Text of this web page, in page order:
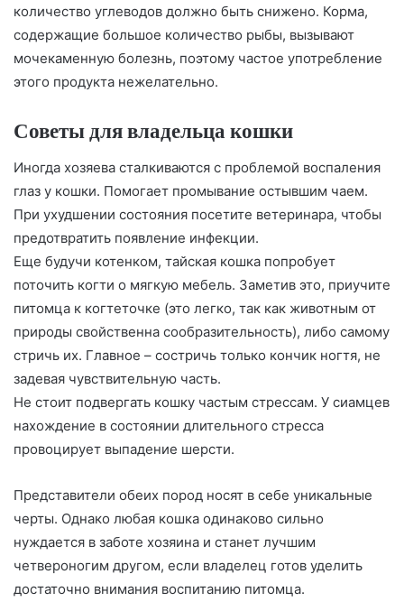
количество углеводов должно быть снижено. Корма,
содержащие большое количество рыбы, вызывают
мочекаменную болезнь, поэтому частое употребление
этого продукта нежелательно.
Советы для владельца кошки
Иногда хозяева сталкиваются с проблемой воспаления
глаз у кошки. Помогает промывание остывшим чаем.
При ухудшении состояния посетите ветеринара, чтобы
предотвратить появление инфекции.
Еще будучи котенком, тайская кошка попробует
поточить когти о мягкую мебель. Заметив это, приучите
питомца к когтеточке (это легко, так как животным от
природы свойственна сообразительность), либо самому
стричь их. Главное – состричь только кончик ногтя, не
задевая чувствительную часть.
Не стоит подвергать кошку частым стрессам. У сиамцев
нахождение в состоянии длительного стресса
провоцирует выпадение шерсти.
Представители обеих пород носят в себе уникальные
черты. Однако любая кошка одинаково сильно
нуждается в заботе хозяина и станет лучшим
четвероногим другом, если владелец готов уделить
достаточно внимания воспитанию питомца.